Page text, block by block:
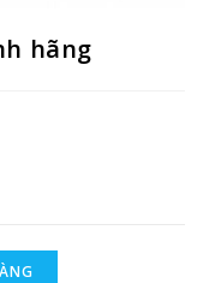
hãng